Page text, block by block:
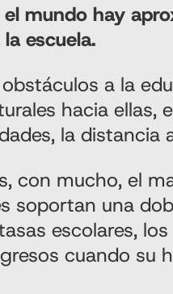
el mundo hay
escuela.
a la
hacia ellas,
la distancia
con mucho, el
soportan una
escolares,
cuando su